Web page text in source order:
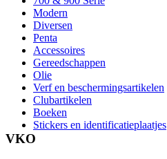
Modern
Diversen
Penta
Accessoires
Gereedschappen
Olie
Verf en beschermingsartikelen
Clubartikelen
Boeken
Stickers en identificatieplaatjes
VKO